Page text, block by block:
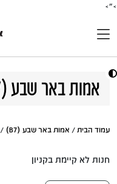
>">
אמות באר שבע (B7)
עמוד הבית / אמות באר שבע (B7) /
חנות לא קיימת בקניון